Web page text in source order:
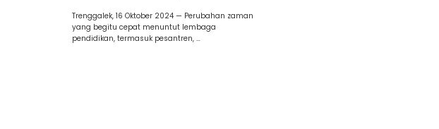
Trenggalek, 16 Oktober 2024 — Perubahan zaman
yang begitu cepat menuntut lembaga
pendidikan, termasuk pesantren, …